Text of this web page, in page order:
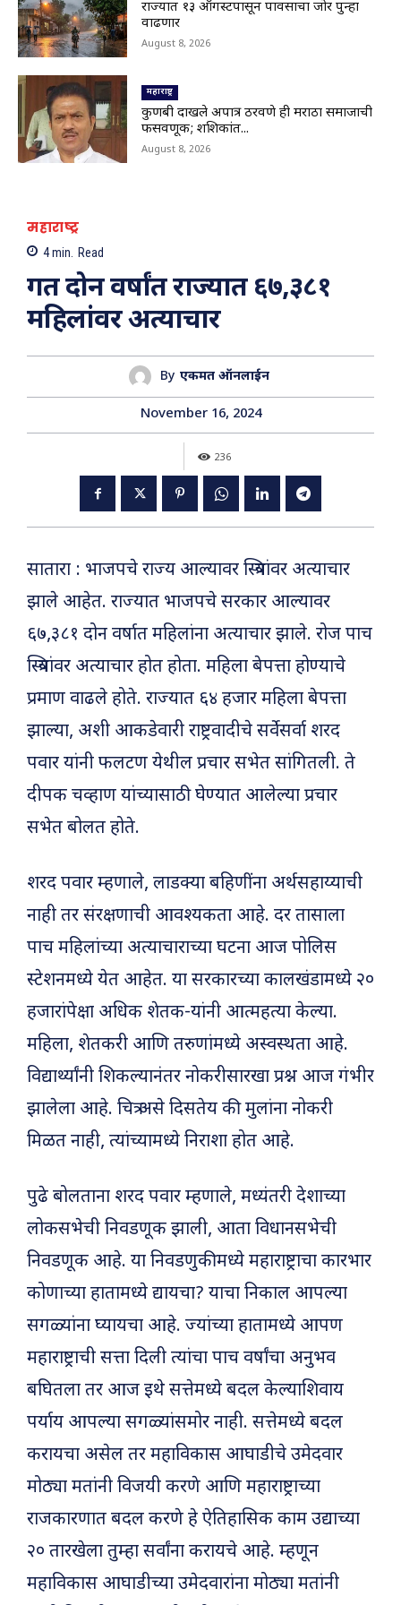
02:10
भूम तालुक्यातील आंबी जयवंतनगर मार्ग बंद;देवगावरोड
वरील पूल गेला वाहून,अनेक गावांचा संपर्क तुटला
00:17
Nanded|हिमायतनगरमध्ये प्रशासनाचा बुलडोझर; उमर
चौक अतिक्रमणमुक्त
01:29
Viral Video: सहस्त्रकुंड धबधब्याचा मन मोहून टाकणारा
ड्रोन व्ह्यू
01:28
राज्यात १३ ऑगस्टपासून पावसाचा जोर पुन्हा
वाढणार
August 8, 2026
महाराष्ट्र
कुणबी दाखले अपात्र ठरवणे ही मराठा समाजाची
फसवणूक; शशिकांत...
August 8, 2026